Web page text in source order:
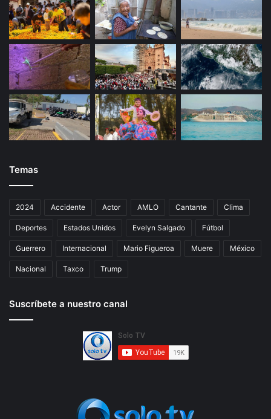
Temas
2024 Accidente Actor AMLO Cantante Clima
Deportes Estados Unidos Evelyn Salgado Fútbol
Guerrero Internacional Mario Figueroa Muere México
Nacional Taxco Trump
Suscríbete a nuestro canal